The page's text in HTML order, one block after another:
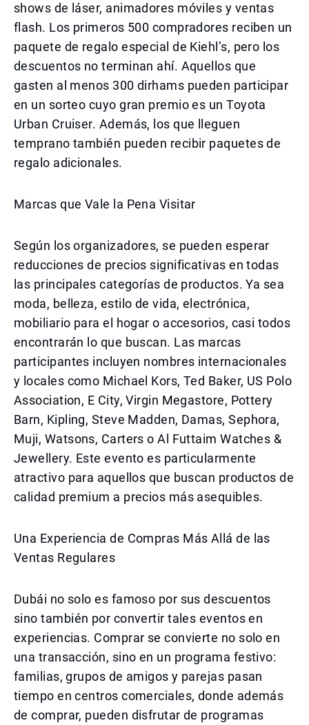
shows de láser, animadores móviles y ventas
flash. Los primeros 500 compradores reciben un
paquete de regalo especial de Kiehl’s, pero los
descuentos no terminan ahí. Aquellos que
gasten al menos 300 dirhams pueden participar
en un sorteo cuyo gran premio es un Toyota
Urban Cruiser. Además, los que lleguen
temprano también pueden recibir paquetes de
regalo adicionales.
Marcas que Vale la Pena Visitar
Según los organizadores, se pueden esperar
reducciones de precios significativas en todas
las principales categorías de productos. Ya sea
moda, belleza, estilo de vida, electrónica,
mobiliario para el hogar o accesorios, casi todos
encontrarán lo que buscan. Las marcas
participantes incluyen nombres internacionales
y locales como Michael Kors, Ted Baker, US Polo
Association, E City, Virgin Megastore, Pottery
Barn, Kipling, Steve Madden, Damas, Sephora,
Muji, Watsons, Carters o Al Futtaim Watches &
Jewellery. Este evento es particularmente
atractivo para aquellos que buscan productos de
calidad premium a precios más asequibles.
Una Experiencia de Compras Más Allá de las
Ventas Regulares
Dubái no solo es famoso por sus descuentos
sino también por convertir tales eventos en
experiencias. Comprar se convierte no solo en
una transacción, sino en un programa festivo:
familias, grupos de amigos y parejas pasan
tiempo en centros comerciales, donde además
de comprar, pueden disfrutar de programas